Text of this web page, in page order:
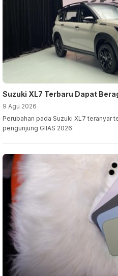
Suzuki XL7 Terbaru Dapat
9 Agu 2026
Perubahan pada Suzuki XL7 teranyar
pengunjung GIIAS 2026.